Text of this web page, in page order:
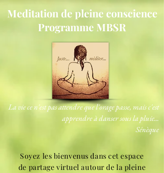
Meditation de pleine conscience
Programme MBSR
La vie ce n'est pas attendre que l'orage passe, mais c'est
apprendre à danser sous la pluie...
Sénèque
Soyez les bienvenus dans cet espace
de partage virtuel autour de la pleine